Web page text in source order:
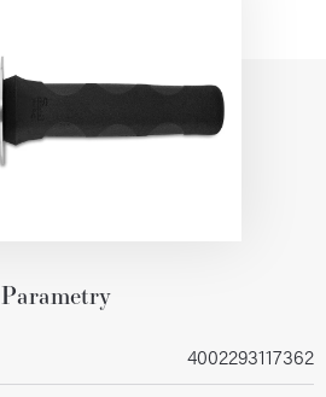
Parametry
4002293117362